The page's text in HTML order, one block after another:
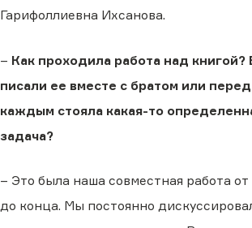
Гарифоллиевна Ихсанова.
– Как проходила работа над книгой?
писали ее вместе с братом или перед
каждым стояла какая-то
задача?
– Это была наша совместная работа от
до конца. Мы постоянно